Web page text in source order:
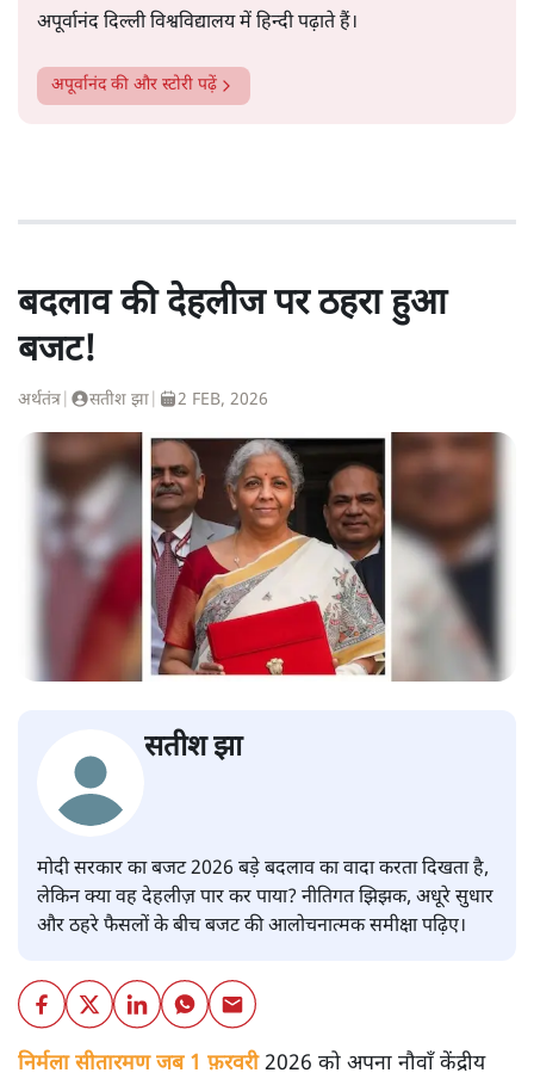
अपूर्वानंद दिल्ली विश्वविद्यालय में हिन्दी पढ़ाते हैं।
अपूर्वानंदकी और स्टोरी पढ़ें
बदलाव की देहलीज पर ठहरा हुआ
बजट!
अर्थतंत्र सतीश झा 2 FEB, 2026
सतीश झा
मोदी सरकार का बजट 2026 बड़े बदलाव का वादा करता दिखता है,
लेकिन क्या वह देहलीज़ पार कर पाया? नीतिगत झिझक, अधूरे सुधार
और ठहरे फैसलों के बीच बजट की आलोचनात्मक समीक्षा पढ़िए।
निर्मला सीतारमण जब 1 फ़रवरी2026 को अपना नौवाँ केंद्रीय